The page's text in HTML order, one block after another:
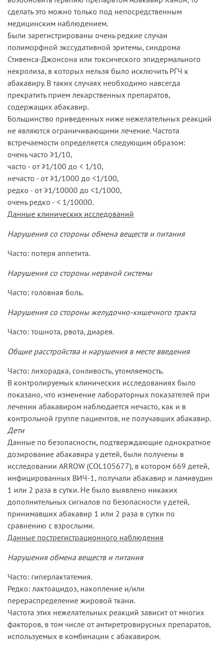
сделать это можно только под непосредственным
медицинским наблюдением.
Были зарегистрированы очень редкие случаи
полиморфной экссудативной эритемы, синдрома
Стивенса-Джонсона или токсического эпидермального
некролиза, в которых нельзя было исключить РГЧ к
абакавиру. В таких случаях необходимо навсегда
прекратить прием лекарственных препаратов,
содержащих абакавир.
Большинство приведенных ниже нежелательных реакций
не являются ограничивающими лечение. Частота
встречаемости определяется следующим образом:
очень часто ≥1/10,
часто - от ≥1/100 до < 1/10,
нечасто - от ≥1/1000 до <1/100,
редко - от ≥1/10000 до <1/1000,
очень редко - < 1/10000.
Данные клинических исследований
Нарушения со стороны обмена веществ и питания
Часто: потеря аппетита.
Нарушения со стороны нервной системы
Часто: головная боль.
Нарушения со стороны желудочно-кишечного тракта
Часто: тошнота, рвота, диарея.
Общие расстройства и нарушения в месте введения
Часто: лихорадка, сонливость, утомляемость.
В контролируемых клинических исследованиях было
показано, что изменение лабораторных показателей при
лечении абакавиром наблюдается нечасто, как и в
контрольной группе пациентов, не получавших абакавир.
Дети
Данные по безопасности, подтверждающие однократное
дозирование абакавира у детей, были получены в
исследовании ARROW (COL105677), в котором 669 детей,
инфицированных ВИЧ-1, получали абакавир и ламивудин
1 или 2 раза в сутки. Не было выявлено никаких
дополнительных сигналов по безопасности у детей,
принимавших абакавир 1 или 2 раза в сутки по
сравнению с взрослыми.
Данные пострегистрационного наблюдения
Нарушения обмена веществ и питания
Часто: гиперлактатемия.
Редко: лактоацидоз, накопление и/или
перераспределение жировой ткани.
Частота этих нежелательных реакций зависит от многих
факторов, в том числе от антиретровирусных препаратов,
используемых в комбинации с абакавиром.